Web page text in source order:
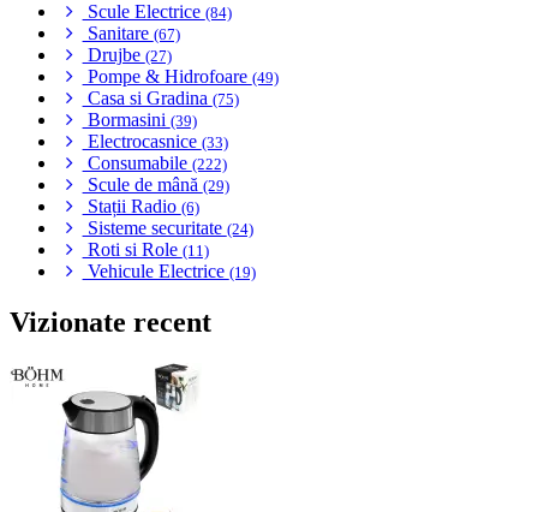
Scule Electrice (84)
Sanitare (67)
Drujbe (27)
Pompe & Hidrofoare (49)
Casa si Gradina (75)
Bormasini (39)
Electrocasnice (33)
Consumabile (222)
Scule de mână (29)
Stații Radio (6)
Sisteme securitate (24)
Roti si Role (11)
Vehicule Electrice (19)
Vizionate recent